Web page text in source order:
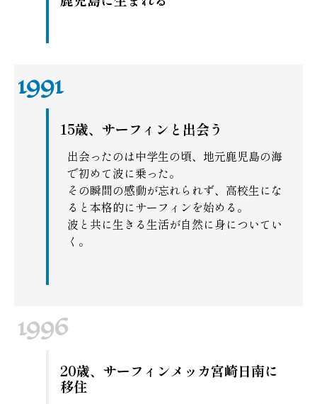
15歳、サーフィンと出会う
出会ったのは中学生の頃、地元鹿児島の海
で初めて波に乗った。
その瞬間の感動が忘れられず、高校生にな
ると本格的にサーフィンを始める。
波と共に生きる生活が自然に身についてい
く。
20歳、サーフィンメッカ宮崎日南に
移住